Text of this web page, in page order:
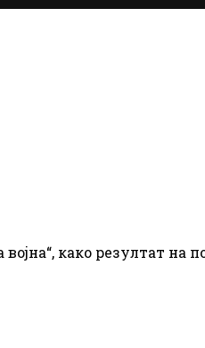
како резултат на